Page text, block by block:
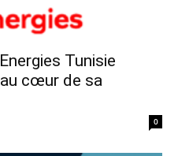
Tunisie
cœur de sa
0